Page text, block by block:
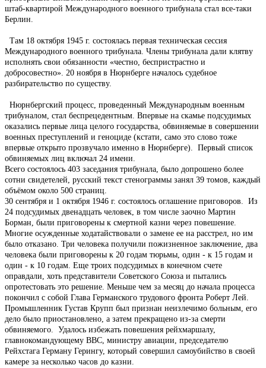
штаб-квартирой Международного военного трибунала стал все-таки
Берлин.
Там 18 октября 1945 г. состоялась первая техническая сессия
Международного военного трибунала. Члены трибунала дали клятву
исполнять свои обязанности «честно, беспристрастно и
добросовестно». 20 ноября в Нюрнберге началось судебное
разбирательство по существу.
Нюрнбергский процесс, проведенный Международным военным
трибуналом, стал беспрецедентным. Впервые на скамье подсудимых
оказались первые лица целого государства, обвиняемые в совершении
военных преступлений и геноциде (кстати, само это слово тоже
впервые открыто прозвучало именно в Нюрнберге). Первый список
обвиняемых лиц включал 24 имени.
Всего состоялось 403 заседания трибунала, было допрошено более
сотни свидетелей, русский текст стенограммы занял 39 томов, каждый
объёмом около 500 страниц.
30 сентября и 1 октября 1946 г. состоялось оглашение приговоров. Из
24 подсудимых двенадцать человек, в том числе заочно Мартин
Борман, были приговорены к смертной казни через повешение.
Многие осужденные ходатайствовали о замене ее на расстрел, но им
было отказано. Три человека получили пожизненное заключение, два
человека были приговорены к 20 годам тюрьмы, один - к 15 годам и
один - к 10 годам. Еще троих подсудимых в конечном счете
оправдали, хоть представители Советского Союза и пытались
опротестовать это решение. Меньше чем за месяц до начала процесса
покончил с собой Глава Германского трудового фронта Роберт Лей.
Промышленник Густав Крупп был признан неизлечимо больным, его
дело было приостановлено, а затем прекращено из-за смерти
обвиняемого. Удалось избежать повешения рейхмаршалу,
главнокомандующему ВВС, министру авиации, председателю
Рейхстага Герману Герингу, который совершил самоубийство в своей
камере за несколько часов до казни.